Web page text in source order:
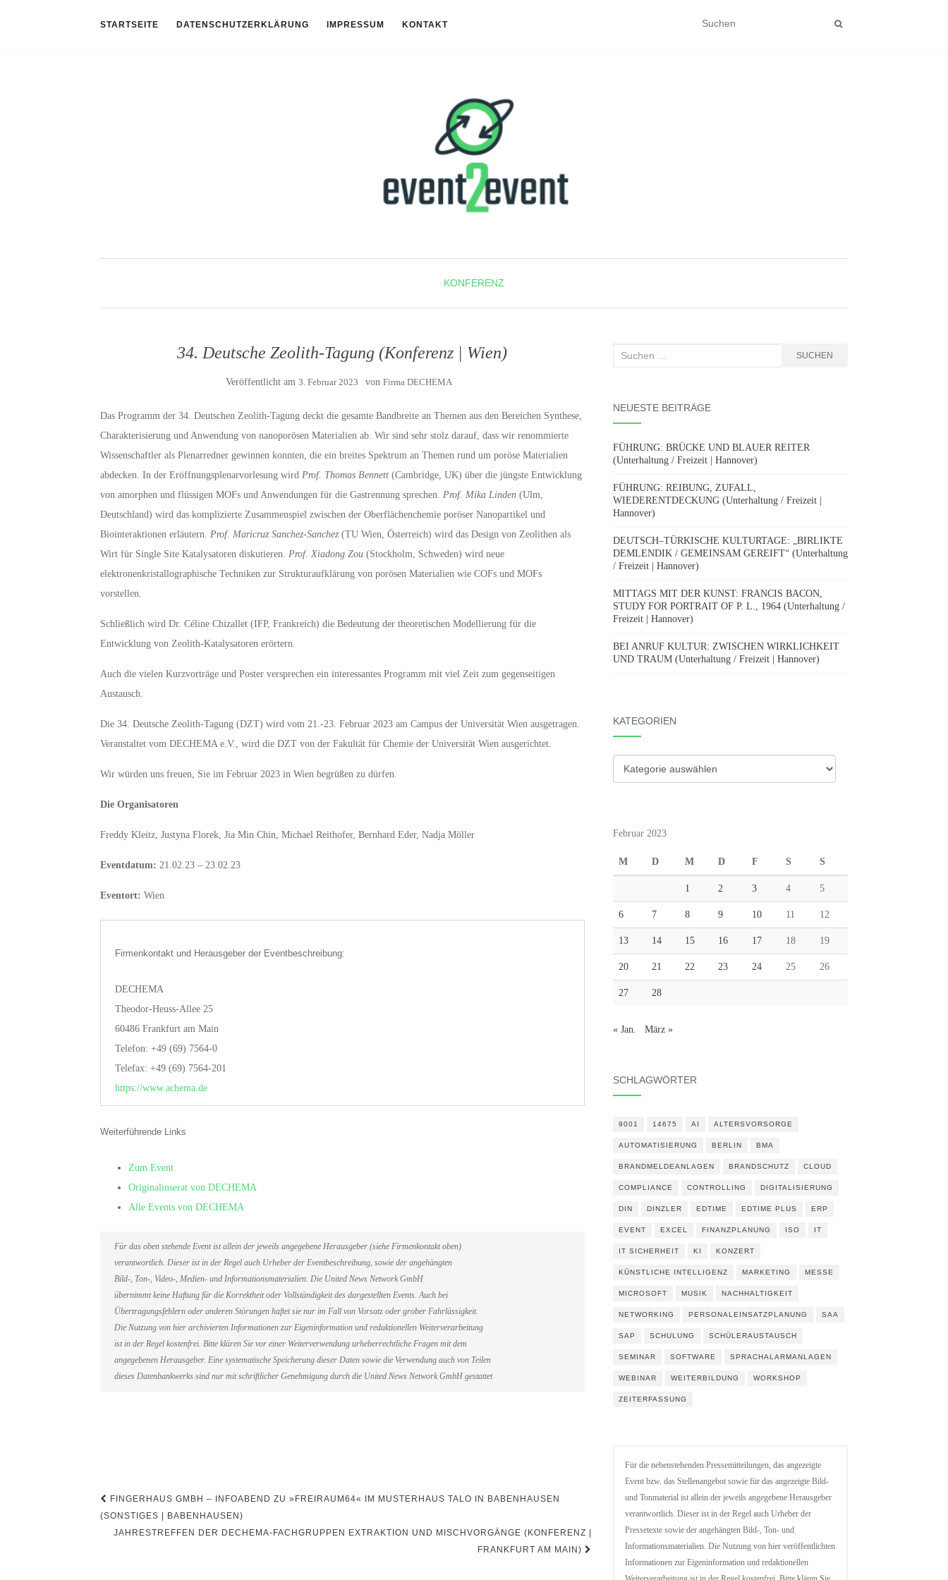
STARTSEITE DATENSCHUTZERKLÄRUNG IMPRESSUM KONTAKT
KONFERENZ
34. Deutsche Zeolith-Tagung (Konferenz | Wien)
Veröffentlicht am 3. Februar 2023 von Firma DECHEMA
Das Programm der 34. Deutschen Zeolith-Tagung deckt die gesamte Bandbreite an Themen aus den Bereichen Synthese,
Charakterisierung und Anwendung von nanoporösen Materialien ab. Wir sind sehr stolz darauf, dass wir renommierte
Wissenschaftler als Plenarredner gewinnen konnten, die ein breites Spektrum an Themen rund um poröse Materialien
abdecken. In der Eröffnungsplenarvorlesung wird Prof. Thomas Bennett (Cambridge, UK) über die jüngste Entwicklung
von amorphen und flüssigen MOFs und Anwendungen für die Gastrennung sprechen. Prof. Mika Linden (Ulm,
Deutschland) wird das komplizierte Zusammenspiel zwischen der Oberflächenchemie poröser Nanopartikel und
Biointeraktionen erläutern. Prof. Maricruz Sanchez-Sanchez (TU Wien, Österreich) wird das Design von Zeolithen als
Wirt für Single Site Katalysatoren diskutieren. Prof. Xiadong Zou (Stockholm, Schweden) wird neue
elektronenkristallographische Techniken zur Strukturaufklärung von porösen Materialien wie COFs und MOFs
vorstellen.
Schließlich wird Dr. Céline Chizallet (IFP, Frankreich) die Bedeutung der theoretischen Modellierung für die
Entwicklung von Zeolith-Katalysatoren erörtern.
Auch die vielen Kurzvorträge und Poster versprechen ein interessantes Programm mit viel Zeit zum gegenseitigen
Austausch.
Die 34. Deutsche Zeolith-Tagung (DZT) wird vom 21.-23. Februar 2023 am Campus der Universität Wien ausgetragen.
Veranstaltet vom DECHEMA e.V., wird die DZT von der Fakultät für Chemie der Universität Wien ausgerichtet.
Wir würden uns freuen, Sie im Februar 2023 in Wien begrüßen zu dürfen.
Die Organisatoren
Freddy Kleitz, Justyna Florek, Jia Min Chin, Michael Reithofer, Bernhard Eder, Nadja Möller
Eventdatum: 21.02.23 – 23.02.23
Eventort: Wien
Firmenkontakt und Herausgeber der Eventbeschreibung:
DECHEMA
Theodor-Heuss-Allee 25
60486 Frankfurt am Main
Telefon: +49 (69) 7564-0
Telefax: +49 (69) 7564-201
https://www.achema.de
Weiterführende Links
Zum Event
Originalinserat von DECHEMA
Alle Events von DECHEMA
Für das oben stehende Event ist allein der jeweils angegebene Herausgeber (siehe Firmenkontakt oben)
verantwortlich. Dieser ist in der Regel auch Urheber der Eventbeschreibung, sowie der angehängten
Bild-, Ton-, Video-, Medien- und Informationsmaterialien. Die United News Network GmbH
übernimmt keine Haftung für die Korrektheit oder Vollständigkeit des dargestellten Events. Auch bei
Übertragungsfehlern oder anderen Störungen haftet sie nur im Fall von Vorsatz oder grober Fahrlässigkeit.
Die Nutzung von hier archivierten Informationen zur Eigeninformation und redaktionellen Weiterverarbeitung
ist in der Regel kostenfrei. Bitte klären Sie vor einer Weiterverwendung urheberrechtliche Fragen mit dem
angegebenen Herausgeber. Eine systematische Speicherung dieser Daten sowie die Verwendung auch von Teilen
dieses Datenbankwerks sind nur mit schriftlicher Genehmigung durch die United News Network GmbH gestattet
Beitragsnavigation
FINGERHAUS GMBH – INFOABEND ZU »FREIRAUM64« IM MUSTERHAUS TALO IN BABENHAUSEN
(SONSTIGES | BABENHAUSEN)
JAHRESTREFFEN DER DECHEMA-FACHGRUPPEN EXTRAKTION UND MISCHVORGÄNGE (KONFERENZ |
FRANKFURT AM MAIN)
Suchen
SUCHEN
NEUESTE BEITRÄGE
FÜHRUNG: BRÜCKE UND BLAUER REITER
(Unterhaltung / Freizeit | Hannover)
FÜHRUNG: REIBUNG, ZUFALL,
WIEDERENTDECKUNG (Unterhaltung / Freizeit |
Hannover)
DEUTSCH–TÜRKISCHE KULTURTAGE: „BIRLIKTE
DEMLENDIK / GEMEINSAM GEREIFT“ (Unterhaltung
/ Freizeit | Hannover)
MITTAGS MIT DER KUNST: FRANCIS BACON,
STUDY FOR PORTRAIT OF P. L., 1964 (Unterhaltung /
Freizeit | Hannover)
BEI ANRUF KULTUR: ZWISCHEN WIRKLICHKEIT
UND TRAUM (Unterhaltung / Freizeit | Hannover)
KATEGORIEN
Kategorien
Februar 2023
M D M D F S S
1 2 3 4 5
6 7 8 9 10 11 12
13 14 15 16 17 18 19
20 21 22 23 24 25 26
27 28
« Jan. März »
SCHLAGWÖRTER
9001 14675 AI ALTERSVORSORGE
AUTOMATISIERUNG BERLIN BMA
BRANDMELDEANLAGEN BRANDSCHUTZ CLOUD
COMPLIANCE CONTROLLING DIGITALISIERUNG
DIN DINZLER EDTIME EDTIME PLUS ERP
EVENT EXCEL FINANZPLANUNG ISO IT
IT SICHERHEIT KI KONZERT
KÜNSTLICHE INTELLIGENZ MARKETING MESSE
MICROSOFT MUSIK NACHHALTIGKEIT
NETWORKING PERSONALEINSATZPLANUNG SAA
SAP SCHULUNG SCHÜLERAUSTAUSCH
SEMINAR SOFTWARE SPRACHALARMANLAGEN
WEBINAR WEITERBILDUNG WORKSHOP
ZEITERFASSUNG
Für die nebenstehenden Pressemitteilungen, das angezeigte
Event bzw. das Stellenangebot sowie für das angezeigte Bild-
und Tonmaterial ist allein der jeweils angegebene Herausgeber
verantwortlich. Dieser ist in der Regel auch Urheber der
Pressetexte sowie der angehängten Bild-, Ton- und
Informationsmaterialien. Die Nutzung von hier veröffentlichten
Informationen zur Eigeninformation und redaktionellen